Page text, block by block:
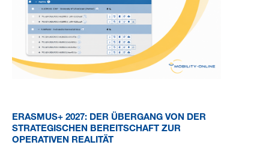
ERASMUS+ 2027: DER ÜBERGANG VON DER
STRATEGISCHEN BEREITSCHAFT ZUR
OPERATIVEN REALITÄT